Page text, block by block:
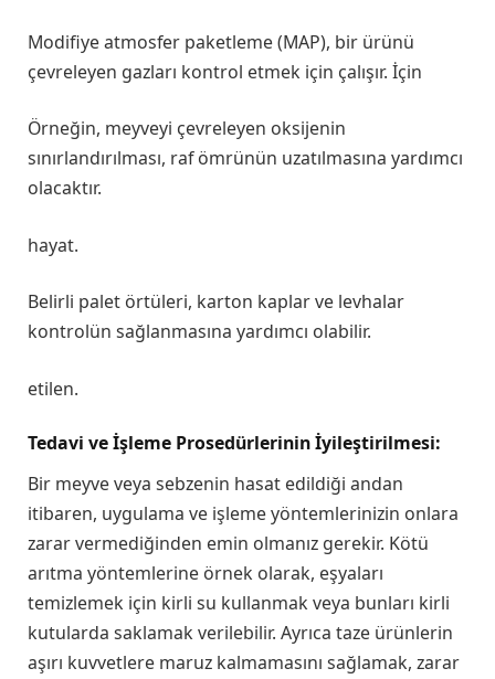
Modifiye atmosfer paketleme (MAP), bir ürünü
çevreleyen gazları kontrol etmek için çalışır. İçin
Örneğin, meyveyi çevreleyen oksijenin
sınırlandırılması, raf ömrünün uzatılmasına yardımcı
olacaktır.
hayat.
Belirli palet örtüleri, karton kaplar ve levhalar
kontrolün sağlanmasına yardımcı olabilir.
etilen.
Tedavi ve İşleme Prosedürlerinin İyileştirilmesi:
Bir meyve veya sebzenin hasat edildiği andan
itibaren, uygulama ve işleme yöntemlerinizin onlara
zarar vermediğinden emin olmanız gerekir. Kötü
arıtma yöntemlerine örnek olarak, eşyaları
temizlemek için kirli su kullanmak veya bunları kirli
kutularda saklamak verilebilir. Ayrıca taze ürünlerin
aşırı kuvvetlere maruz kalmamasını sağlamak, zarar